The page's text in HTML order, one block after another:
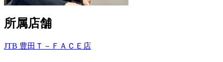
所属店舗
JTB 豊田Ｔ－ＦＡＣＥ店